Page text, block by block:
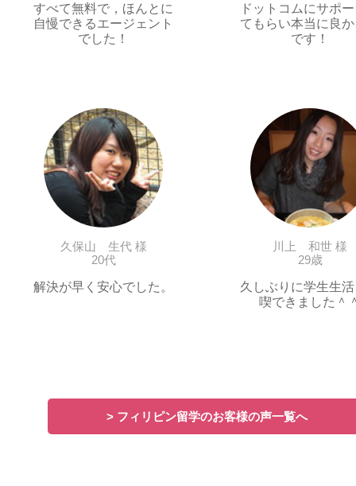
すべて無料で，ほんとに
自慢できるエージェント
でした！
ドットコムにサポ
てもらい本当に良
です！
久保山 生代 様
20代
解決が早く安心でした。
川上 和世 様
29歳
久しぶりに学生生
喫できました＾
> フィリピン留学のお客様の声一覧へ